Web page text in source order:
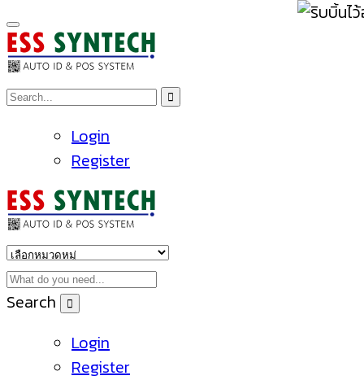
Login
Register
Search
Login
Register